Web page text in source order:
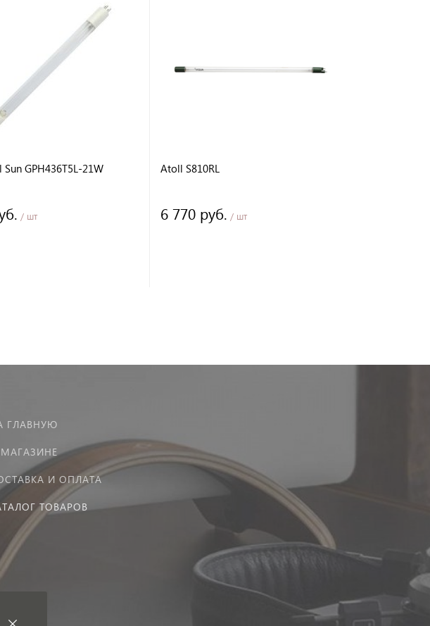
Sun GPH436T5L-21W
/ шт
Atoll S810RL
6 770 руб. / шт
ГЛАВНУЮ
И ОПЛАТА
ТОВАРОВ